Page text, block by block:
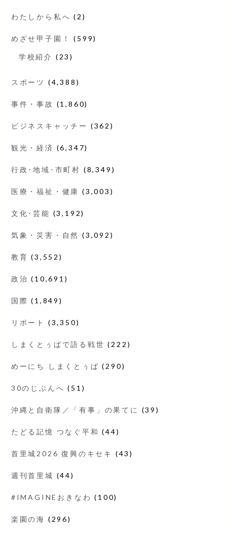
わたしから私へ (2)
めざせ甲子園！ (599)
学校紹介 (23)
スポーツ (4,388)
事件・事故 (1,860)
ビジネスキャッチー (362)
観光・経済 (6,347)
行政･地域･市町村 (8,349)
医療・福祉・健康 (3,003)
文化･芸能 (3,192)
気象・災害・自然 (3,092)
教育 (3,552)
政治 (10,691)
国際 (1,849)
リポート (3,350)
しまくとぅばで語る戦世 (222)
めーにち しまくとぅば (290)
30のじぶんへ (51)
沖縄と自衛隊／「有事」の果てに (39)
たどる記憶 つなぐ平和 (44)
首里城2026 復興のキセキ (43)
週刊首里城 (44)
#IMAGINEおきなわ (100)
楽園の海 (296)